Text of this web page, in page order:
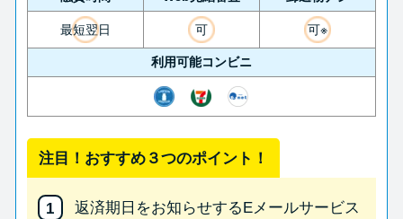
最短翌日 可 可※
利用可能コンビニ
注目！おすすめ３つのポイント！
返済期日をお知らせするEメールサービス